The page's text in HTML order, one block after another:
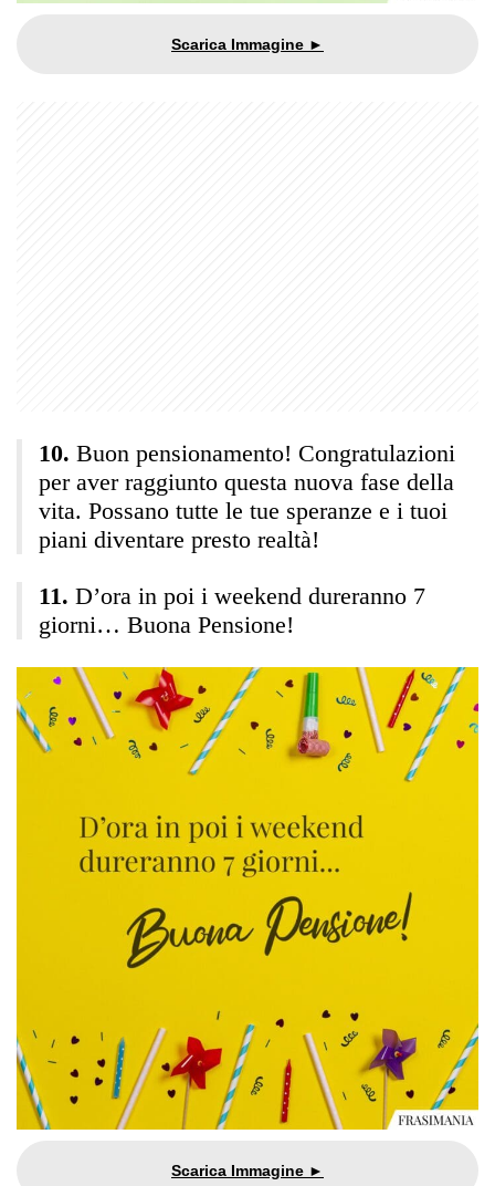
Buon pensionamento! Congratulazioni
per aver raggiunto questa nuova fase della
vita. Possano tutte le tue speranze e i tuoi
piani diventare presto realtà!
D’ora in poi i weekend dureranno 7
giorni… Buona Pensione!